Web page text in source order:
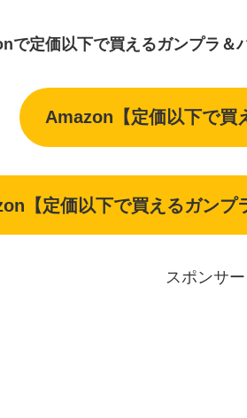
で定価以下で買えるガンプラ＆
Amazon【定価以下で買
【定価以下で買えるガンプ
スポンサ